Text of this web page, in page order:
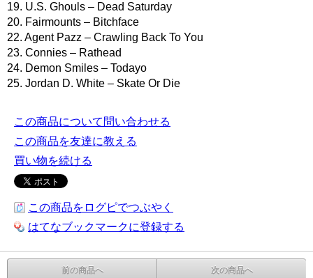
19. U.S. Ghouls – Dead Saturday
20. Fairmounts – Bitchface
22. Agent Pazz – Crawling Back To You
23. Connies – Rathead
24. Demon Smiles – Todayo
25. Jordan D. White – Skate Or Die
この商品について問い合わせる
この商品を友達に教える
買い物を続ける
この商品をログピでつぶやく
はてなブックマークに登録する
前の商品へ 次の商品へ